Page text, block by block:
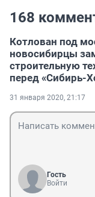
168
Котлован под
новосибирцы
строительную
перед «Сибирь-
31 января 2020, 21:17
Гость
Войти